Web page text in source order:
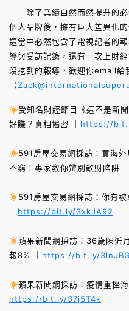
除了業績自然而然提升的必
個人品牌後，擁有巨大差異化
這當中必然包含了電視記者的
導與受訪記錄，還有一次上財
沒挖到的報導，歡迎你email給
（
受知名財經節目《這不是新
好賺？真相揭密 ｜ https://
591房屋交易網採訪：買海
不窮！專家教你辨別斂財陷阱 ｜
591房屋交易網採訪：你有
https://bit.ly/3xkJA92
蘋果新聞網採訪：36歲陳
報8% ｜ https://bit.ly/
蘋果新聞網採訪：疫情重挫
https://bit.ly/37j5T4k